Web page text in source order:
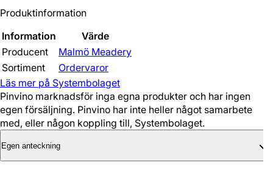
Produktinformation
Information
Värde
Producent
Malmö Meadery
Sortiment
Ordervaror
Läs mer på Systembolaget
Pinvino marknadsför inga egna produkter och har ingen
egen försäljning. Pinvino har inte heller något samarbete
med, eller någon koppling till, Systembolaget.
Egen anteckning